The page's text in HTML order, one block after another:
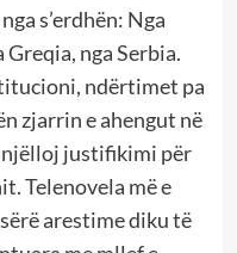
s’erdhën: Nga
nga Serbia.
ndërtimet pa
zjarrin e ahengut në
njëlloj justifikimi për
Telenovela më e
arestime diku të